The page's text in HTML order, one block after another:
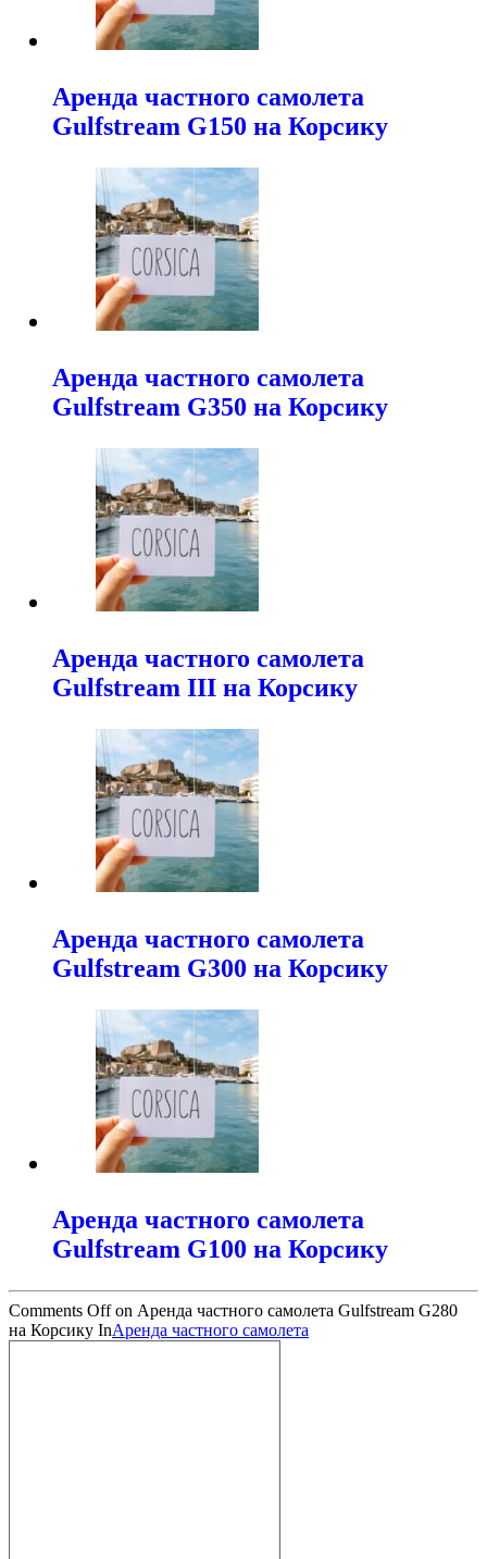
Аренда частного самолета
Gulfstream G150 на Корсику
Аренда частного самолета
Gulfstream G350 на Корсику
Аренда частного самолета
Gulfstream III на Корсику
Аренда частного самолета
Gulfstream G300 на Корсику
Аренда частного самолета
Gulfstream G100 на Корсику
Comments Offon Аренда частного самолета Gulfstream G280
на Корсику InАренда частного самолета